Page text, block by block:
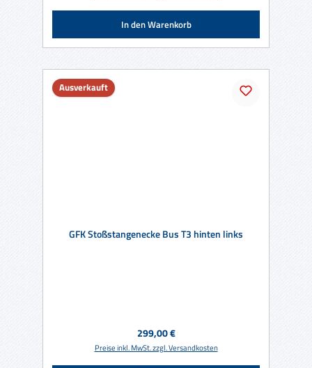
In den Warenkorb
Ausverkauft
GFK Stoßstangenecke Bus T3 hinten links
Regulärer Preis:
299,00 €
Preise inkl. MwSt. zzgl. Versandkosten